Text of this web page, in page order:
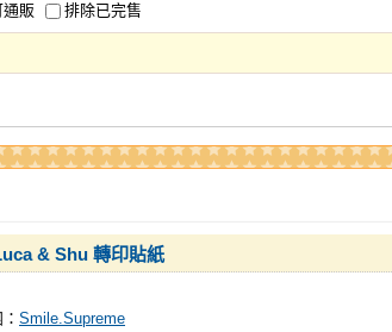
通販 排除已完售
& Shu 轉印貼紙
Smile.Supreme